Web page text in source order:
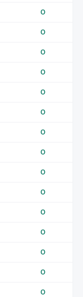
0
0
0
0
0
0
0
0
0
0
0
0
0
0
0